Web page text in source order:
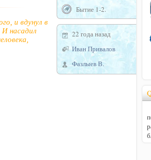
Бытие 1-2.
22 года назад
Иван Привалов
Фазлыев В.
и вдунул в
насадил